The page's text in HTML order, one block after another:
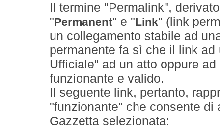
Il termine "Permalink",
" Permanent" e " Link" (link
un collegamento stabile ad
permanente fa sì che il link
Ufficiale" ad un atto oppure
funzionante e valido.
Il seguente link, pertanto,
"funzionante" che consente
Gazzetta selezionata: